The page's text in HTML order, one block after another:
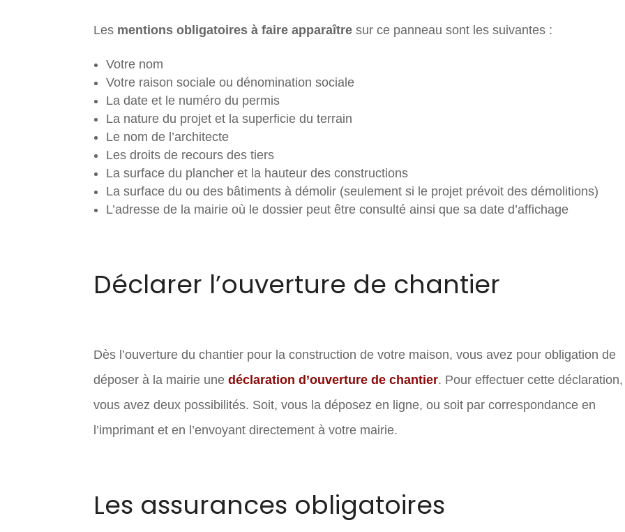
Les mentions obligatoires à faire apparaître sur ce panneau sont les suivantes :
Votre nom
Votre raison sociale ou dénomination sociale
La date et le numéro du permis
La nature du projet et la superficie du terrain
Le nom de l’architecte
Les droits de recours des tiers
La surface du plancher et la hauteur des constructions
La surface du ou des bâtiments à démolir (seulement si le projet prévoit des démolitions)
L’adresse de la mairie où le dossier peut être consulté ainsi que sa date d’affichage
Déclarer l’ouverture de chantier
Dès l’ouverture du chantier pour la construction de votre maison, vous avez pour obligation de
déposer à la mairie unedéclaration d’ouverture de chantier. Pour effectuer cette déclaration,
vous avez deux possibilités. Soit, vous la déposez en ligne, ou soit par correspondance en
l’imprimant et en l’envoyant directement à votre mairie.
Les assurances obligatoires